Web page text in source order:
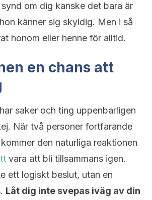
om dig kanske det bara är
känner sig skyldig. Men i så
honom eller henne för alltid.
en chans att
saker och ting uppenbarligen
När två personer fortfarande
den naturliga reaktionen
vara att bli tillsammans igen.
ett logiskt beslut, utan en
Låt dig inte svepas iväg av din